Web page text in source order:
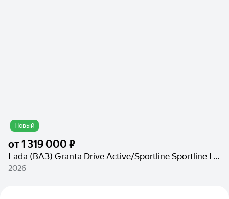
Новый
от1 319 000 ₽
Lada (ВАЗ) Granta Drive Active/Sportline Sportline I Рестайлинг
2026